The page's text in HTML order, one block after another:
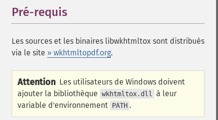
Pré-requis
Les sources et les binaires libwkhtmltox sont distribués
via le site » wkhtmltopdf.org.
Attention Les utilisateurs de Windows doivent
ajouter la bibliothèque wkhtmltox.dll
à leur
variable d'environnement PATH .